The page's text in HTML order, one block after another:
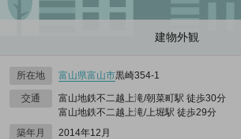
建物外観
所在地 富山県富山市黒崎354‐1
交通
富山地鉄不二越上滝/朝菜町駅 徒歩30分
富山地鉄不二越上滝/上堀駅 徒歩29分
築年月
2014年12月